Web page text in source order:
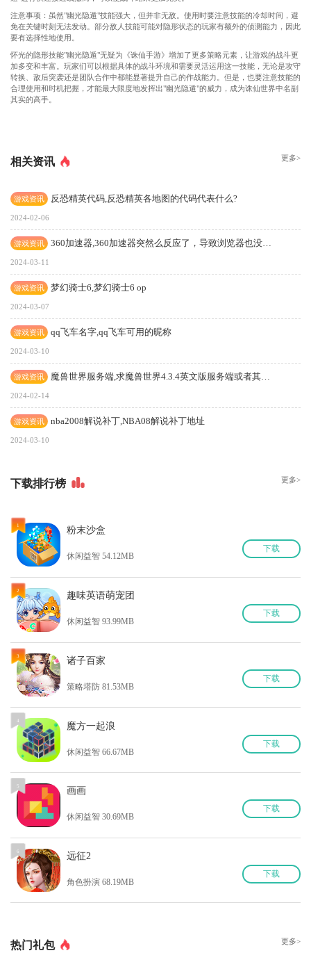
注意事项：虽然"幽光隐遁"技能强大，但并非无敌。使用时要注意技能的冷却时间，避
免在关键时刻无法发动。部分敌人技能可能对隐形状态的玩家有额外的侦测能力，因此
要有选择性地使用。
怀光的隐形技能"幽光隐遁"无疑为《诛仙手游》增加了更多策略元素，让游戏的战斗更
加多变和丰富。玩家们可以根据具体的战斗环境和需要灵活运用这一技能，无论是攻守
转换、敌后突袭还是团队合作中都能显著提升自己的作战能力。但是，也要注意技能的
合理使用和时机把握，才能最大限度地发挥出"幽光隐遁"的威力，成为诛仙世界中名副
其实的高手。
相关资讯 更多>
游戏资讯 反恐精英代码,反恐精英各地图的代码代表什么?
2024-02-06
游戏资讯 360加速器,360加速器突然么反应了，导致浏览器也没反应了怎么办
2024-03-11
游戏资讯 梦幻骑士6,梦幻骑士6 op
2024-03-07
游戏资讯 qq飞车名字,qq飞车可用的昵称
2024-03-10
游戏资讯 魔兽世界服务端,求魔兽世界4.3.4英文版服务端或者其他版本的英文版单机
2024-02-14
游戏资讯 nba2008解说补丁,NBA08解说补丁地址
2024-03-10
下载排行榜 更多>
1 粉末沙盒
休闲益智 54.12MB
下载
2 趣味英语萌宠团
休闲益智 93.99MB
下载
3 诸子百家
策略塔防 81.53MB
下载
4 魔方一起浪
休闲益智 66.67MB
下载
5 画画
休闲益智 30.69MB
下载
6 远征2
角色扮演 68.19MB
下载
热门礼包 更多>